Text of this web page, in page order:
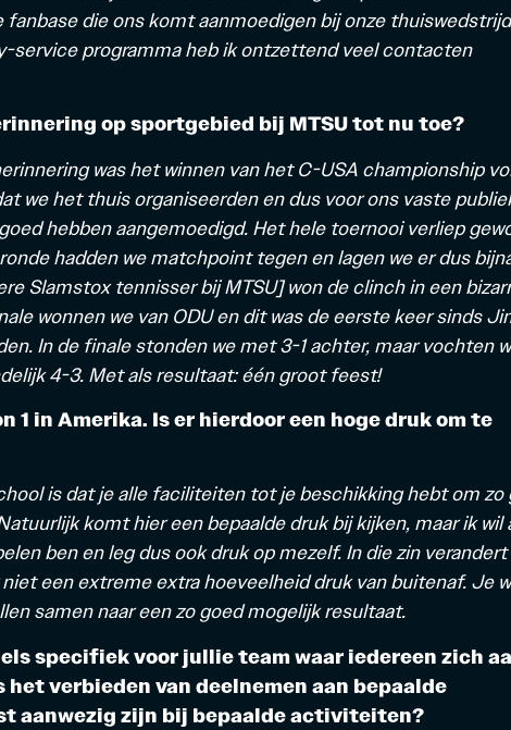
fanbase die ons komt aanmoedigen bij onze
service programma heb ik ontzettend veel contacten
op sportgebied bij MTSU tot nu toe?
was het winnen van het C-USA championship
we het thuis organiseerden en dus voor ons vaste
hebben aangemoedigd. Het hele toernooi verliep
hadden we matchpoint tegen en lagen we er dus
Slamstox tennisser bij MTSU] won de clinch in een
wonnen we van ODU en dit was de eerste keer sinds
In de finale stonden we met 3-1 achter, maar vochten
4-3. Met als resultaat: één groot feest!
1 in Amerika. Is er hierdoor een hoge druk om te
is dat je alle faciliteiten tot je beschikking hebt om zo
komt hier een bepaalde druk bij kijken, maar ik wil
ben en leg dus ook druk op mezelf. In die zin
een extreme extra hoeveelheid druk van buitenaf. Je
samen naar een zo goed mogelijk resultaat.
specifiek voor jullie team waar iedereen zich
het verbieden van deelnemen aan bepaalde
aanwezig zijn bij bepaalde activiteiten?